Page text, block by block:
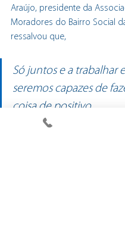
Araújo, presidente da
Moradores do Bairro Social
ressalvou que,
Só juntos e a trabalhar
seremos capazes de
coisa de positivo.